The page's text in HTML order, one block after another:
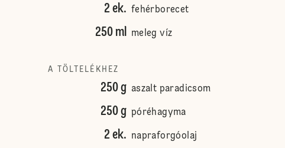
2 ek. fehérborecet
250 ml meleg víz
A TÖLTELÉKHEZ
250 g aszalt paradicsom
250 g póréhagyma
2 ek. napraforgóolaj